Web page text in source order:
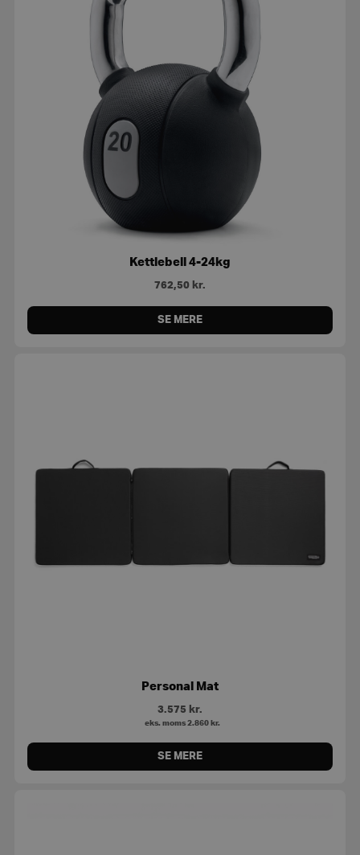
Kettlebell 4-24kg
762,50 kr.
SE MERE
Personal Mat
3.575 kr.
eks. moms 2.860 kr.
SE MERE